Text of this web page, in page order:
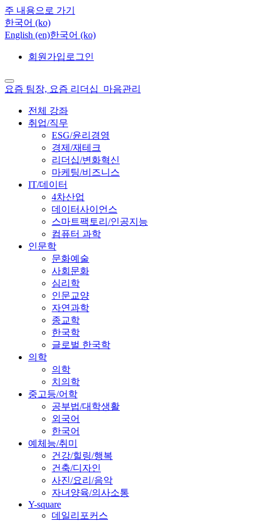
주 내용으로 가기
한국어 ‎(ko)‎
English ‎(en)‎한국어 ‎(ko)‎
회원가입 로그인
요즘 팀장, 요즘 리더십_마음관리
전체 강좌
취업/직무
ESG/윤리경영
경제/재테크
리더십/변화혁신
마케팅/비즈니스
IT/데이터
4차산업
데이터사이언스
스마트팩토리/인공지능
컴퓨터 과학
인문학
문화예술
사회문화
심리학
인문교양
자연과학
종교학
한국학
글로벌 한국학
의학
의학
치의학
중고등/어학
공부법/대학생활
외국어
한국어
예체능/취미
건강/힐링/행복
건축/디자인
사진/요리/음악
자녀양육/의사소통
Y-square
데일리포커스